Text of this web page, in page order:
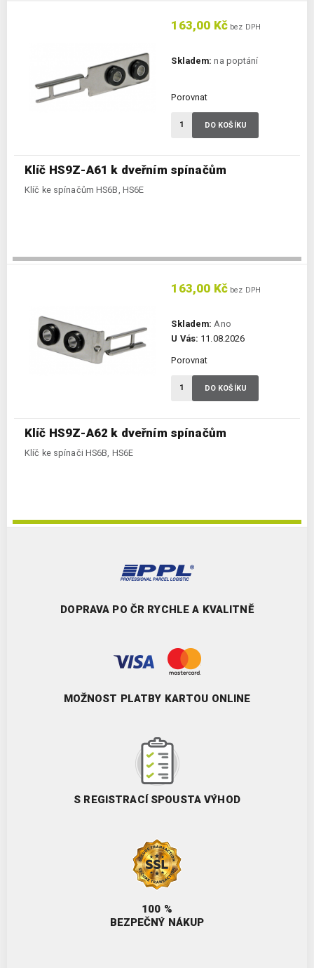
Klíč HS9Z-A61 k dveřním spínačům
Klíč ke spínačům HS6B, HS6E
163,00 Kč bez DPH
Skladem: na poptání
Porovnat
DO KOŠÍKU
Klíč HS9Z-A62 k dveřním spínačům
Klíč ke spínači HS6B, HS6E
163,00 Kč bez DPH
Skladem: Ano
U Vás: 11.08.2026
Porovnat
DO KOŠÍKU
DOPRAVA PO ČR RYCHLE A KVALITNĚ
MOŽNOST PLATBY KARTOU ONLINE
S REGISTRACÍ SPOUSTA VÝHOD
100 %
BEZPEČNÝ NÁKUP